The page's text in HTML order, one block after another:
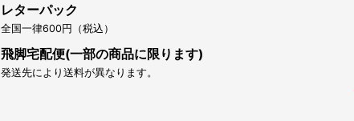
レターパック
全国一律600円（税込）
飛脚宅配便(一部の商品に限ります)
発送先により送料が異なります。